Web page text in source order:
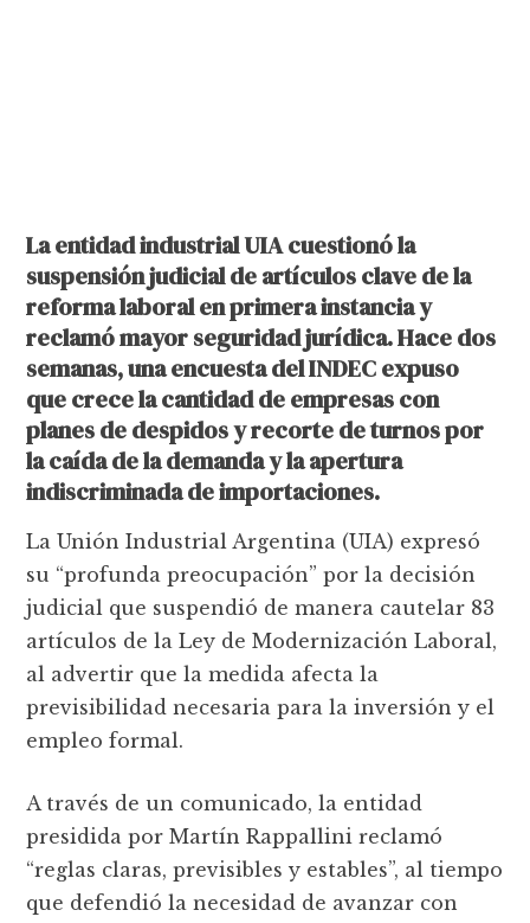
La entidad industrial UIA cuestionó la
suspensión judicial de artículos clave de la
reforma laboral en primera instancia y
reclamó mayor seguridad jurídica. Hace dos
semanas, una encuesta del INDEC expuso
que crece la cantidad de empresas con
planes de despidos y recorte de turnos por
la caída de la demanda y la apertura
indiscriminada de importaciones.
La Unión Industrial Argentina (UIA) expresó
su “profunda preocupación” por la decisión
judicial que suspendió de manera cautelar 83
artículos de la Ley de Modernización Laboral,
al advertir que la medida afecta la
previsibilidad necesaria para la inversión y el
empleo formal.
A través de un comunicado, la entidad
presidida por Martín Rappallini reclamó
“reglas claras, previsibles y estables”, al tiempo
que defendió la necesidad de avanzar con